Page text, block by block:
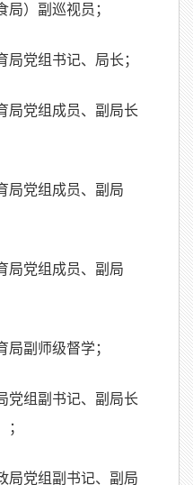
）副巡视员；
党组书记、局长；
局党组成员、副局长
局党组成员、副局
局党组成员、副局
副师级督学；
党组副书记、副局长
；
局党组副书记、副局